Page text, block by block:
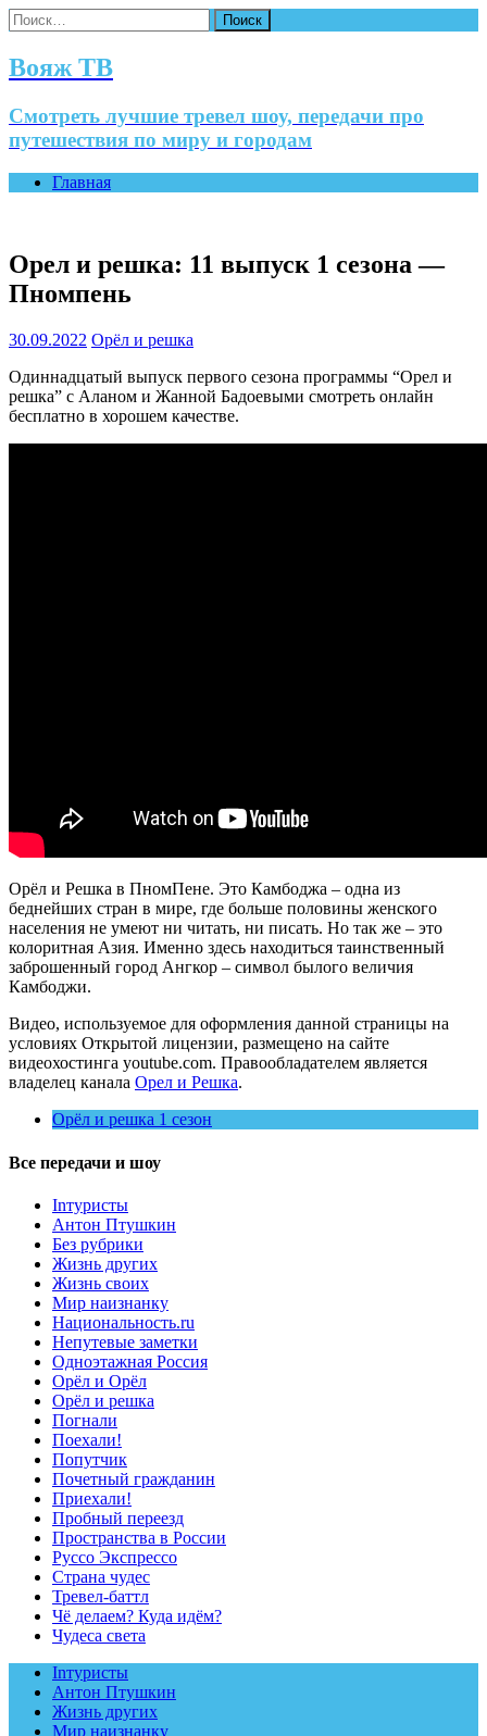
Найти:
Вояж ТВ
Смотреть лучшие тревел шоу, передачи про
путешествия по миру и городам
Главная
Орел и решка: 11 выпуск 1 сезона —
Пномпень
30.09.2022 Орёл и решка
Одиннадцатый выпуск первого сезона программы “Орел и
решка” с Аланом и Жанной Бадоевыми смотреть онлайн
бесплатно в хорошем качестве.
Орёл и Решка в ПномПене. Это Камбоджа – одна из
беднейших стран в мире, где больше половины женского
населения не умеют ни читать, ни писать. Но так же – это
колоритная Азия. Именно здесь находиться таинственный
заброшенный город Ангкор – символ былого величия
Камбоджи.
Видео, используемое для оформления данной страницы на
условиях Открытой лицензии, размещено на сайте
видеохостинга youtube.com. Правообладателем является
владелец канала Орел и Решка.
Орёл и решка 1 сезон
Все передачи и шоу
Inтуристы
Антон Птушкин
Без рубрики
Жизнь других
Жизнь своих
Мир наизнанку
Национальность.ru
Непутевые заметки
Одноэтажная Россия
Орёл и Орёл
Орёл и решка
Погнали
Поехали!
Попутчик
Почетный гражданин
Приехали!
Пробный переезд
Пространства в России
Руссо Экспрессо
Страна чудес
Тревел-баттл
Чё делаем? Куда идём?
Чудеса света
Inтуристы
Антон Птушкин
Жизнь других
Мир наизнанку